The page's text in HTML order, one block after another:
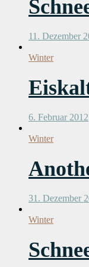
11. Dezember
Winter
6. Februar 2012
Winter
31. Dezember
Winter